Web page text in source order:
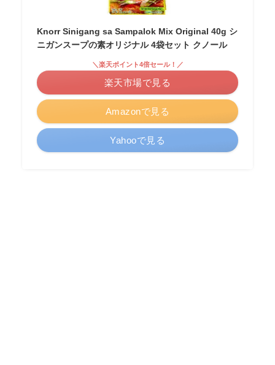
Knorr Sinigang sa Sampalok Mix Original 40g シ
ニガンスープの素オリジナル 4袋セット クノール
Amazonで見る
＼楽天ポイント4倍セール！／
楽天市場で見る
Yahooで見る